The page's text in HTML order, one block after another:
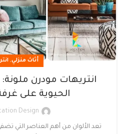
أثاث منزلي,
انتريهات مودرن
الحيوية على
Design
تعد الألوان من أهم العناصر التي